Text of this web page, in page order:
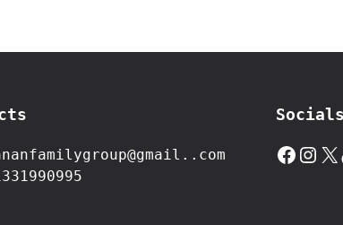
Socials
Facebook Instagram X